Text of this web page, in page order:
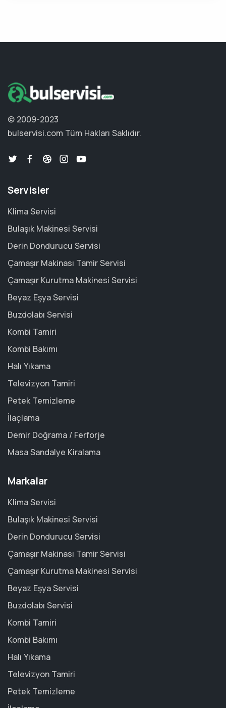
© 2009-2023
bulservisi.com Tüm Hakları Saklıdır.
Servisler
Klima Servisi
Bulaşık Makinesi Servisi
Derin Dondurucu Servisi
Çamaşır Makinası Tamir Servisi
Çamaşır Kurutma Makinesi Servisi
Beyaz Eşya Servisi
Buzdolabı Servisi
Kombi Tamiri
Kombi Bakımı
Halı Yıkama
Televizyon Tamiri
Petek Temizleme
İlaçlama
Demir Doğrama / Ferforje
Masa Sandalye Kiralama
Markalar
Klima Servisi
Bulaşık Makinesi Servisi
Derin Dondurucu Servisi
Çamaşır Makinası Tamir Servisi
Çamaşır Kurutma Makinesi Servisi
Beyaz Eşya Servisi
Buzdolabı Servisi
Kombi Tamiri
Kombi Bakımı
Halı Yıkama
Televizyon Tamiri
Petek Temizleme